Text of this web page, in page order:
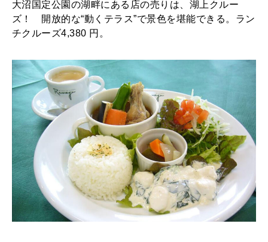
大沼国定公園の湖畔にある店の売りは、湖上クルー
ズ！ 開放的な“動くテラス”で景色を堪能できる。ラン
チクルーズ4,380 円。